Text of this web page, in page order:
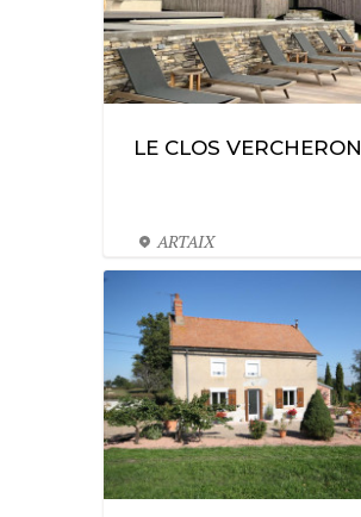
LE CLOS VERCHERON
ARTAIX